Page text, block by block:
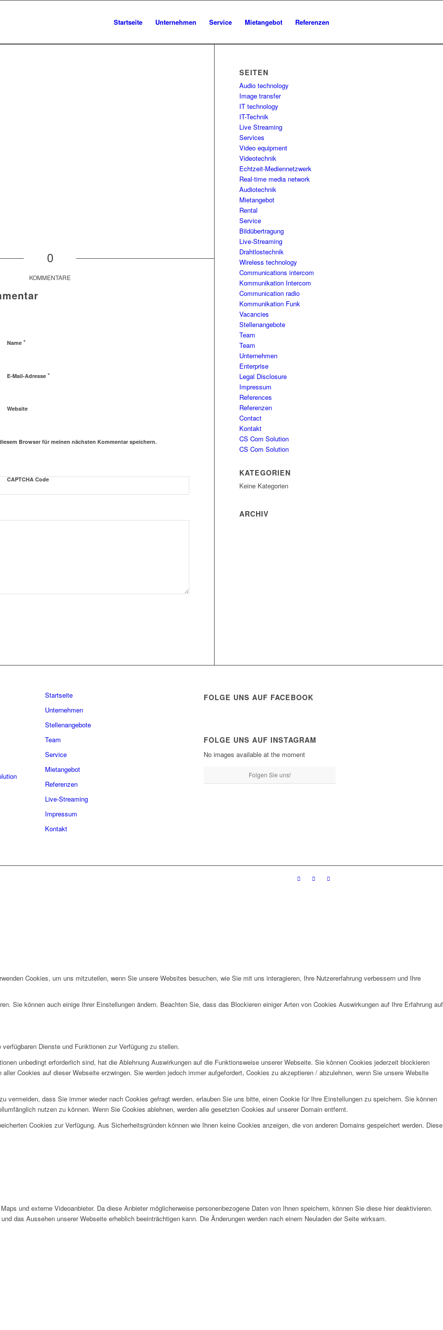
Startseite Unternehmen Service Mietangebot Referenzen
0
KOMMENTARE
Name *
E-Mail-Adresse *
Website
Browser für meinen nächsten Kommentar speichern.
CAPTCHA Code
SEITEN
Audio technology
Image transfer
IT technology
IT-Technik
Live Streaming
Services
Video equipment
Videotechnik
Echtzeit-Mediennetzwerk
Real-time media network
Audiotechnik
Mietangebot
Rental
Service
Bildübertragung
Live-Streaming
Drahtlostechnik
Wireless technology
Communications intercom
Kommunikation Intercom
Communication radio
Kommunikation Funk
Vacancies
Stellenangebote
Team
Team
Unternehmen
Enterprise
Legal Disclosure
Impressum
References
Referenzen
Contact
Kontakt
CS Com Solution
CS Com Solution
KATEGORIEN
Keine Kategorien
ARCHIV
Startseite
Unternehmen
Stellenangebote
Team
Service
Mietangebot
Referenzen
Live-Streaming
Impressum
Kontakt
FOLGE UNS AUF FACEBOOK
FOLGE UNS AUF INSTAGRAM
No images available at the moment
Folgen Sie uns!
Cookies, um uns mitzuteilen, wenn Sie unsere Websites besuchen, wie Sie mit uns interagieren, Ihre Nutzererfahrung verbessern und Ihre
Sie können auch einige Ihrer Einstellungen ändern. Beachten Sie, dass das Blockieren einiger Arten von Cookies Auswirkungen auf Ihre Erfahrung auf
Dienste und Funktionen zur Verfügung zu stellen.
unbedingt erforderlich sind, hat die Ablehnung Auswirkungen auf die Funktionsweise unserer Webseite. Sie können Cookies jederzeit blockieren
Cookies auf dieser Webseite erzwingen. Sie werden jedoch immer aufgefordert, Cookies zu akzeptieren / abzulehnen, wenn Sie unsere Website
vermeiden, dass Sie immer wieder nach Cookies gefragt werden, erlauben Sie uns bitte, einen Cookie für Ihre Einstellungen zu speichern. Sie können
nutzen zu können. Wenn Sie Cookies ablehnen, werden alle gesetzten Cookies auf unserer Domain entfernt.
Cookies zur Verfügung. Aus Sicherheitsgründen können wie Ihnen keine Cookies anzeigen, die von anderen Domains gespeichert werden. Diese
und externe Videoanbieter. Da diese Anbieter möglicherweise personenbezogene Daten von Ihnen speichern, können Sie diese hier deaktivieren.
das Aussehen unserer Webseite erheblich beeinträchtigen kann. Die Änderungen werden nach einem Neuladen der Seite wirksam.